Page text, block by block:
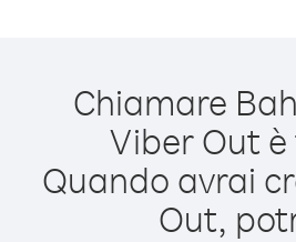
Chiamare
Viber Out è
Quando avrai
Out,